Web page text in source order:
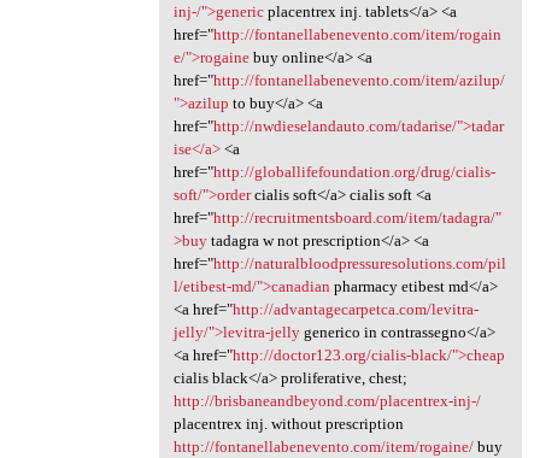
inj-/">genericplacentrex inj. tablets</a> <a
href="http://fontanellabenevento.com/item/rogain
e/">rogainebuy online</a> <a
href="http://fontanellabenevento.com/item/azilup/
">azilup to buy</a> <a
href="http://nwdieselandauto.com/tadarise/">tadar
ise</a><a
href="http://globallifefoundation.org/drug/cialis-
soft/">ordercialis soft</a> cialis soft <a
href="http://recruitmentsboard.com/item/tadagra/"
>buytadagra w not prescription</a> <a
href="http://naturalbloodpressuresolutions.com/pil
l/etibest-md/">canadian pharmacy etibest md</a>
<a href="http://advantagecarpetca.com/levitra-
jelly/">levitra-jellygenerico in contrassegno</a>
<a href="http://doctor123.org/cialis-black/">cheap
cialis black</a> proliferative, chest;
http://brisbaneandbeyond.com/placentrex-inj-/
placentrex inj. without prescription
http://fontanellabenevento.com/item/rogaine/buy